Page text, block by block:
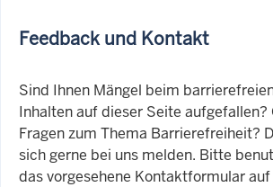
Feedback und Kontakt
Sind Ihnen Mängel beim
Inhalten auf dieser Seite aufgefallen?
Fragen zum Thema Barrierefreiheit?
sich gerne bei uns melden. Bitte
das vorgesehene Kontaktformular